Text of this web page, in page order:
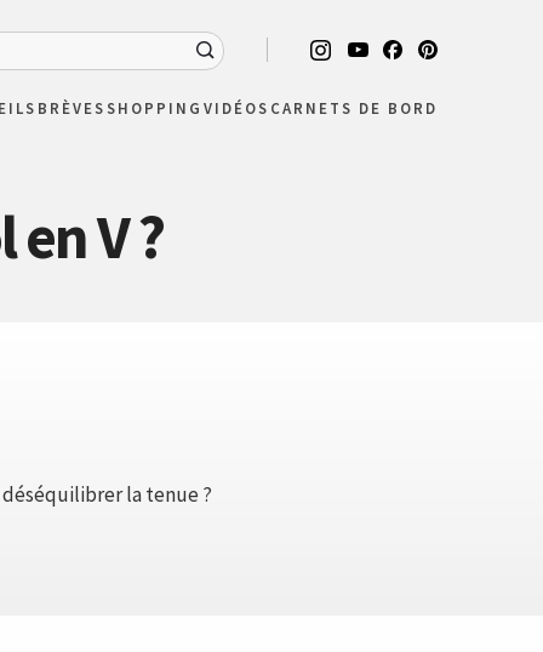
BRÈVESSHOPPING VIDÉOS CARNETS DE BORD
V ?
la tenue ?